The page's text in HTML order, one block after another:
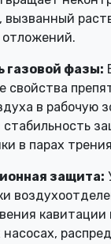
вызванный
газовой фазы:
свойства
в рабочую
стабильность
в парах
защита:
кавитации